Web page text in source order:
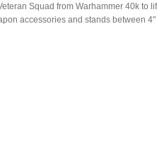
Squad from Warhammer 40k to
accessories and stands between